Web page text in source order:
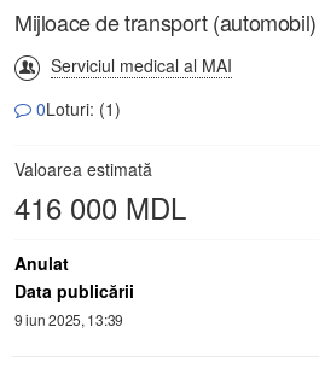
Mijloace de transport (automobil)
Serviciul medical al MAI
0Loturi: (1)
Valoarea estimată
416 000 MDL
Anulat
Data publicării
9 iun 2025, 13:39